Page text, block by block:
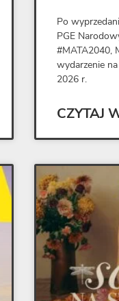
Po
PGE
#MATA2040,
wydarzenie
2026 r.
CZYTAJ